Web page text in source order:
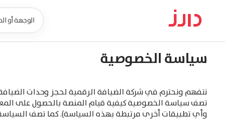
سياسة الخصوصية
نتفهم ونحترم في شركة الضيافة الرقمية لحجز وحدات
تصف سياسة الخصوصية كيفية قيام المنصة بالحصول على
وأي تطبيقات أخرى مرتبطة بهذه السياسة). كما تصف